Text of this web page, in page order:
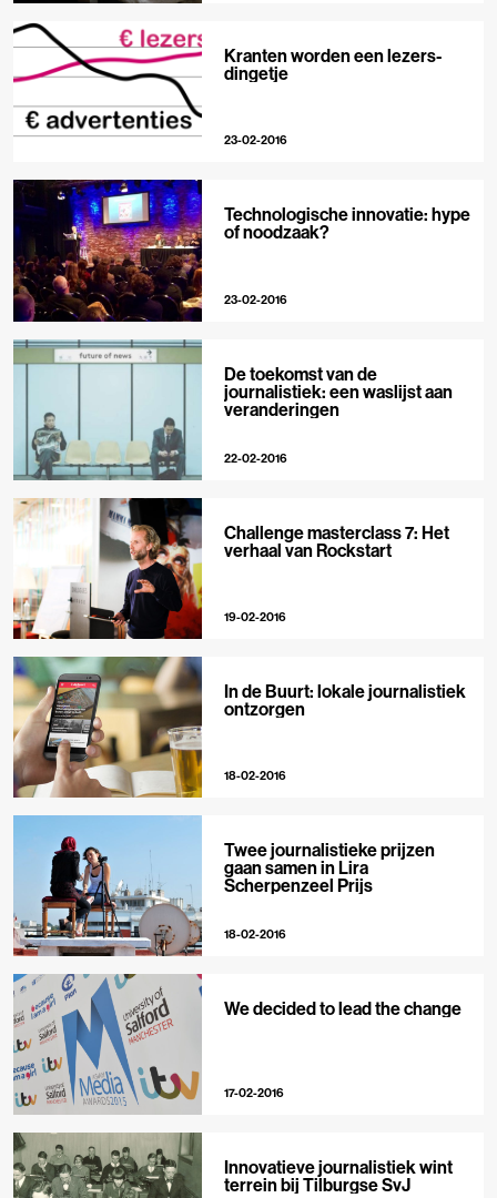
Kranten worden een lezers-
dingetje
23-02-2016
Technologische innovatie: hype
of noodzaak?
23-02-2016
De toekomst van de
journalistiek: een waslijst aan
veranderingen
22-02-2016
Challenge masterclass 7: Het
verhaal van Rockstart
19-02-2016
In de Buurt: lokale journalistiek
ontzorgen
18-02-2016
Twee journalistieke prijzen
gaan samen in Lira
Scherpenzeel Prijs
18-02-2016
We decided to lead the change
17-02-2016
Innovatieve journalistiek wint
terrein bij Tilburgse SvJ